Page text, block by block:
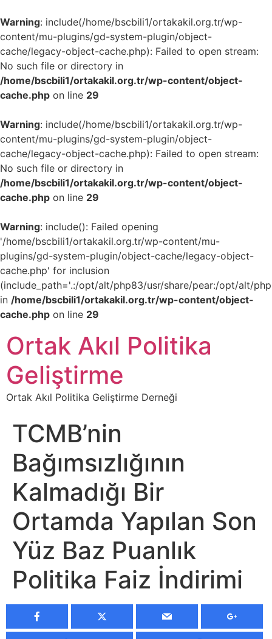
Warning: include(/home/bscbili1/ortakakil.org.tr/wp-
content/mu-plugins/gd-system-plugin/object-
cache/legacy-object-cache.php): Failed to open stream:
No such file or directory in
/home/bscbili1/ortakakil.org.tr/wp-content/object-
cache.php on line 29
Warning: include(/home/bscbili1/ortakakil.org.tr/wp-
content/mu-plugins/gd-system-plugin/object-
cache/legacy-object-cache.php): Failed to open stream:
No such file or directory in
/home/bscbili1/ortakakil.org.tr/wp-content/object-
cache.php on line 29
Warning: include(): Failed opening
'/home/bscbili1/ortakakil.org.tr/wp-content/mu-
plugins/gd-system-plugin/object-cache/legacy-object-
cache.php' for inclusion
(include_path='.:/opt/alt/php83/usr/share/pear:/opt/alt/
in /home/bscbili1/ortakakil.org.tr/wp-content/object-
cache.php on line 29
Ortak Akıl Politika
Geliştirme
Ortak Akıl Politika Geliştirme Derneği
TCMB’nin
Bağımsızlığının
Kalmadığı Bir
Ortamda Yapılan Son
Yüz Baz Puanlık
Politika Faiz İndirimi